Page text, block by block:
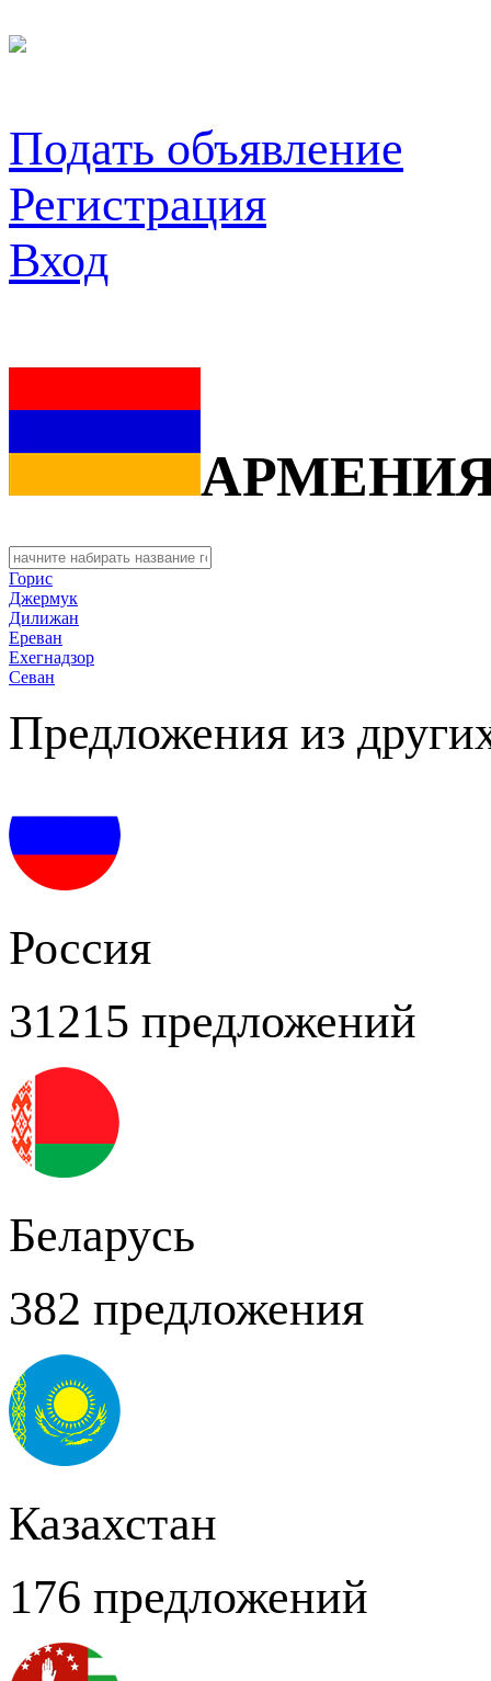
Подать объявление
Регистрация
Вход
Горис
Джермук
Дилижан
Ереван
Ехегнадзор
Севан
Предложения из
Россия
31215 предложений
Беларусь
382 предложения
Казахстан
176 предложений